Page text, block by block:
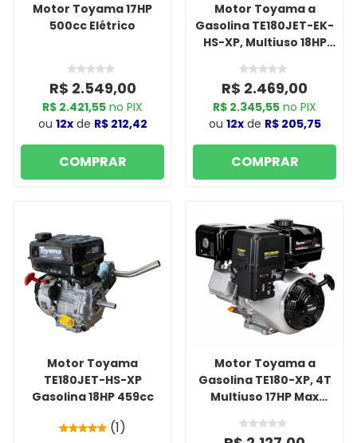
Motor Toyama 17HP
500cc Elétrico
R$ 2.549,00
R$ 2.421,55 no PIX
ou 12xde R$ 212,42
COMPRAR
Motor Toyama a
Gasolina TE180JET-EK-
HS-XP, Multiuso 18HP
Partida Eletrica
R$ 2.469,00
R$ 2.345,55 no PIX
ou 12xde R$ 205,75
COMPRAR
Motor Toyama
TE180JET-HS-XP
Gasolina 18HP 459cc
(1)
Motor Toyama a
Gasolina TE180-XP, 4T
Multiuso 17HP Max